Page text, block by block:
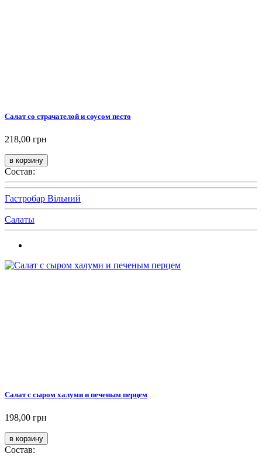
Салат со страчателой и соусом песто
218,00 грн
Состав:
Гастробар Вільний
Салаты
Салат с сыром халуми и печеным перцем
198,00 грн
Состав: